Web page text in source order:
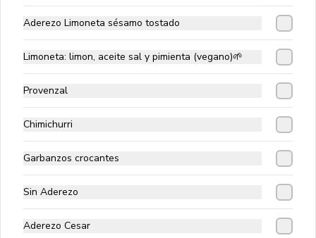
$1.990
Agua saborizada Vitamin Water
hidratado mientras disfrutas de un
Aderezo Limoneta sésamo tostado
Limoneta: limon, aceite sal y pimienta (vegano)🌱
Provenzal
Chimichurri
Garbanzos crocantes
Sin Aderezo
Aderezo Cesar